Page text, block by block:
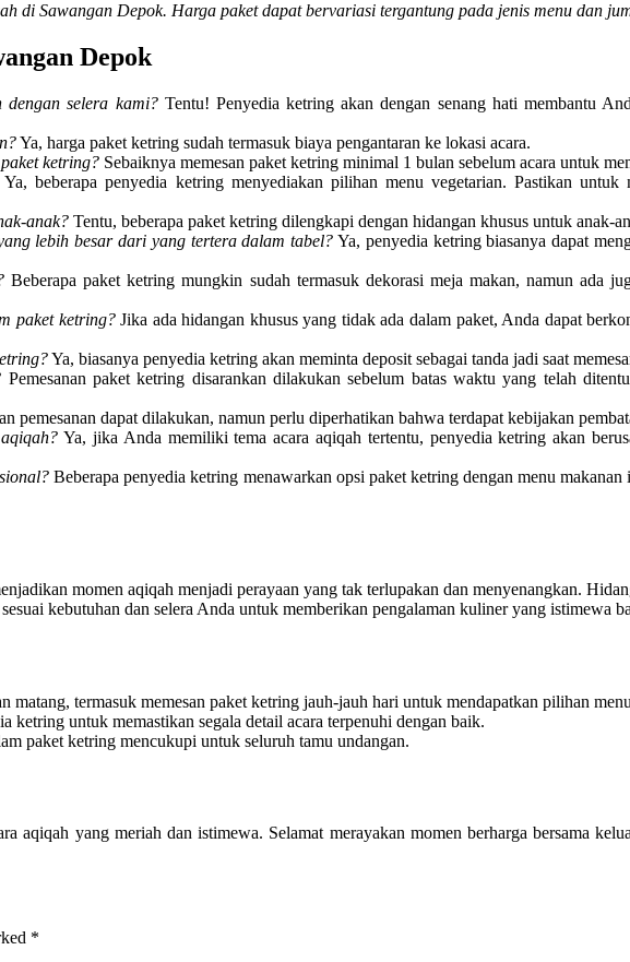
di Sawangan Depok. Harga paket dapat bervariasi tergantung pada jenis menu dan
Depok
dengan selera kami?Tentu! Penyedia ketring akan dengan senang hati membantu
Ya, harga paket ketring sudah termasuk biaya pengantaran ke lokasi acara.
ketring? Sebaiknya memesan paket ketring minimal 1 bulan sebelum acara untuk
beberapa penyedia ketring menyediakan pilihan menu vegetarian. Pastikan untuk
anak? Tentu, beberapa paket ketring dilengkapi dengan hidangan khusus untuk anak-
lebih besar dari yang tertera dalam tabel? Ya, penyedia ketring biasanya dapat
Beberapa paket ketring mungkin sudah termasuk dekorasi meja makan, namun ada
paket ketring?Jika ada hidangan khusus yang tidak ada dalam paket, Anda dapat
Ya, biasanya penyedia ketring akan meminta deposit sebagai tanda jadi saat
Pemesanan paket ketring disarankan dilakukan sebelum batas waktu yang telah
pemesanan dapat dilakukan, namun perlu diperhatikan bahwa terdapat kebijakan
Ya, jika Anda memiliki tema acara aqiqah tertentu, penyedia ketring akan
Beberapa penyedia ketring menawarkan opsi paket ketring dengan menu
momen aqiqah menjadi perayaan yang tak terlupakan dan menyenangkan.
kebutuhan dan selera Anda untuk memberikan pengalaman kuliner yang istimewa
matang, termasuk memesan paket ketring jauh-jauh hari untuk mendapatkan pilihan
ketring untuk memastikan segala detail acara terpenuhi dengan baik.
paket ketring mencukupi untuk seluruh tamu undangan.
aqiqah yang meriah dan istimewa. Selamat merayakan momen berharga bersama
*